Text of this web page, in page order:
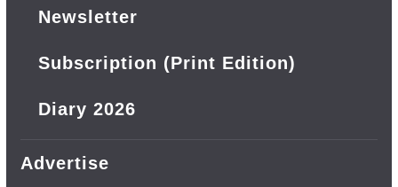
Newsletter
Subscription (Print Edition)
Diary 2026
Advertise